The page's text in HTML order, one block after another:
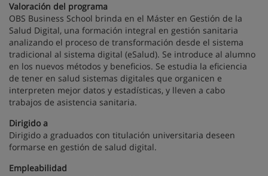
Valoración del programa
OBS Business School brinda en el Máster en Gestión de la
Salud Digital, una formación integral en gestión sanitaria
analizando el proceso de transformación desde el sistema
tradicional al sistema digital (eSalud). Se introduce al alumno
en los nuevos métodos y beneficios. Se estudia la eficiencia
de tener en salud sistemas digitales que organicen e
interpreten mejor datos y estadísticas, y lleven a cabo
trabajos de asistencia sanitaria.
Dirigido a
Dirigido a graduados con titulación universitaria deseen
formarse en gestión de salud digital.
Empleabilidad